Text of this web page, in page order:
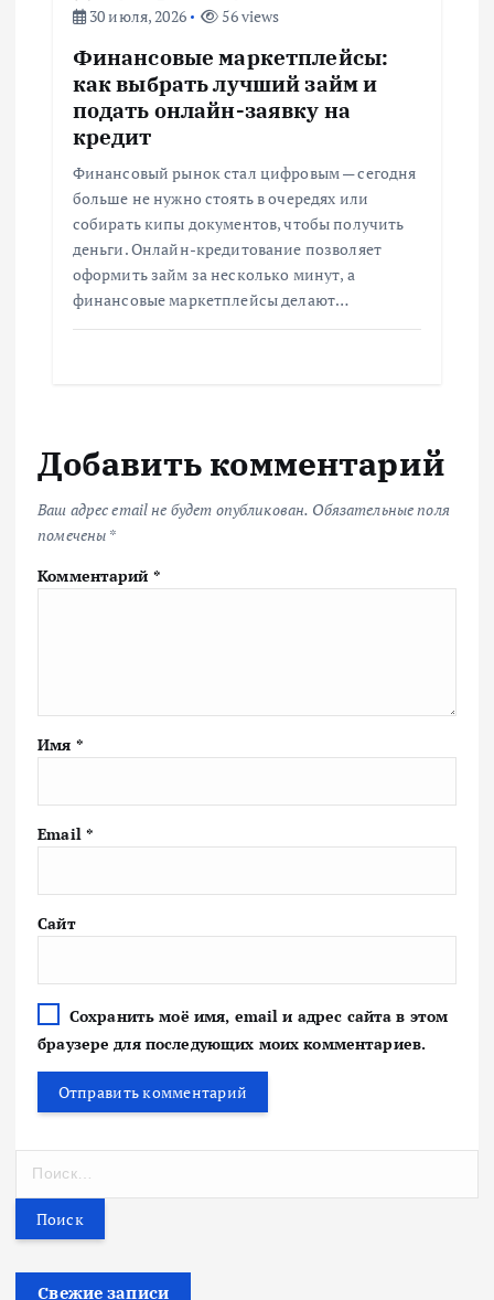
30 июля, 2026
56 views
Финансовые маркетплейсы:
как выбрать лучший займ и
подать онлайн-заявку на
кредит
Финансовый рынок стал цифровым — сегодня
больше не нужно стоять в очередях или
собирать кипы документов, чтобы получить
деньги. Онлайн-кредитование позволяет
оформить займ за несколько минут, а
финансовые маркетплейсы делают…
Добавить комментарий
Ваш адрес email не будет опубликован. Обязательные поля
помечены *
Комментарий *
Имя *
Email *
Сайт
Сохранить моё имя, email и адрес сайта в этом
браузере для последующих моих комментариев.
т
Свежие записи